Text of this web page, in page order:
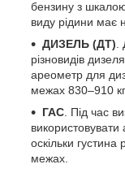
бензину з
виду рідини має
ДИЗЕЛЬ (ДТ)
різновидів
ареометр для
межах 830–910
ГАС . Під час
оскільки густина
межах.